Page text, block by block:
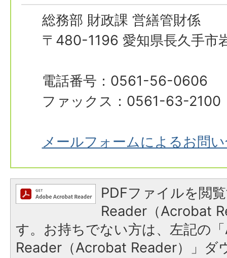
総務部 財政課 営繕管財係
〒480-1196 愛知県長久手市
電話番号：0561-56-0606
ファックス：0561-63-2100
メールフォームによるお問
PDFファイルを閲
Reader（Acrobat
す。お持ちでない方は、左記の
Reader（Acrobat Reader）」ダ